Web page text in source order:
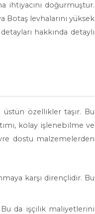
ihtiyacını doğurmuştur.
levhalarını yüksek
hakkında detaylı
üstün özellikler taşır. Bu
kolay işlenebilme ve
dostu malzemelerden
karşı dirençlidir. Bu
Bu da işçilik maliyetlerini